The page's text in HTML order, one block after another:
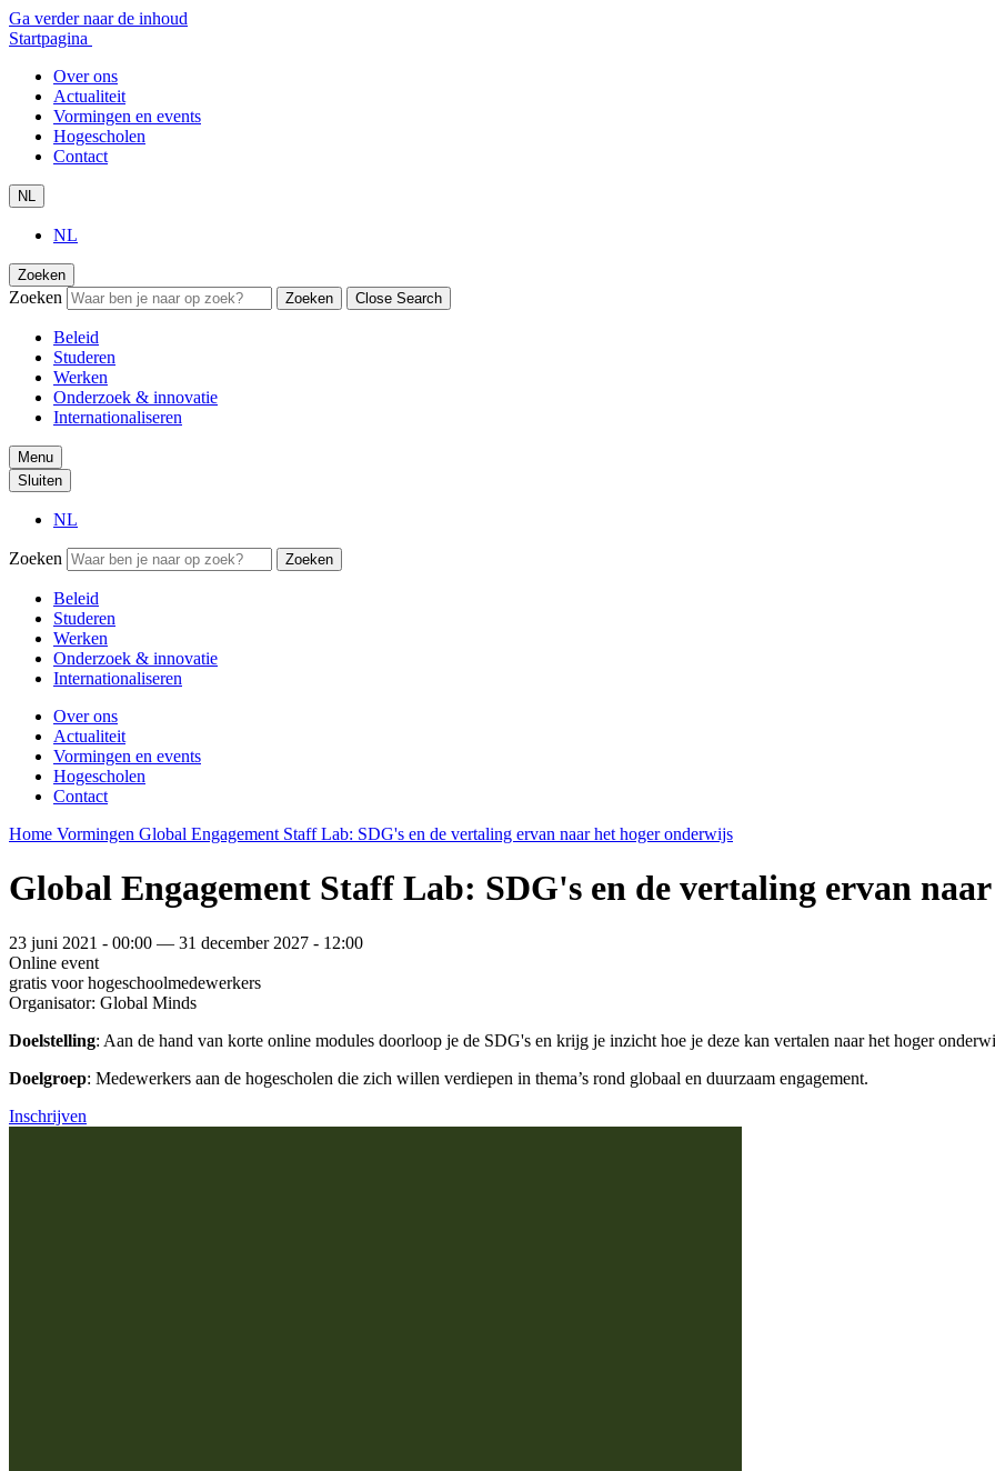
Ga verder naar de inhoud
Startpagina
Over ons
Actualiteit
Vormingen en events
Hogescholen
Contact
NL
NL
Zoeken
Zoeken Zoeken Close Search
Beleid
Studeren
Werken
Onderzoek & innovatie
Internationaliseren
Menu
Sluiten
NL
Zoeken Zoeken
Beleid
Studeren
Werken
Onderzoek & innovatie
Internationaliseren
Over ons
Actualiteit
Vormingen en events
Hogescholen
Contact
Home Vormingen Global Engagement Staff Lab: SDG's en de vertaling ervan naar het hoger onderwijs
Global Engagement Staff Lab: SDG's en de vertaling ervan
23 juni 2021 - 00:00 — 31 december 2027 - 12:00
Online event
gratis voor hogeschoolmedewerkers
Organisator: Global Minds
Doelstelling: Aan de hand van korte online modules doorloop je de SDG's en krijg je inzicht hoe je deze kan vertalen naar het hoger
Doelgroep: Medewerkers aan de hogescholen die zich willen verdiepen in thema’s rond globaal en duurzaam engagement.
Inschrijven